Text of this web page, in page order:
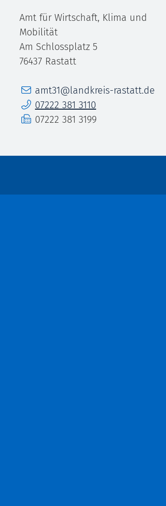
Amt für Wirtschaft, Klima und
Mobilität
Am Schlossplatz 5
76437 Rastatt
E-Mailamt31@landkreis-rastatt.de
Telefon07222 381 3110
Fax 07222 381 3199